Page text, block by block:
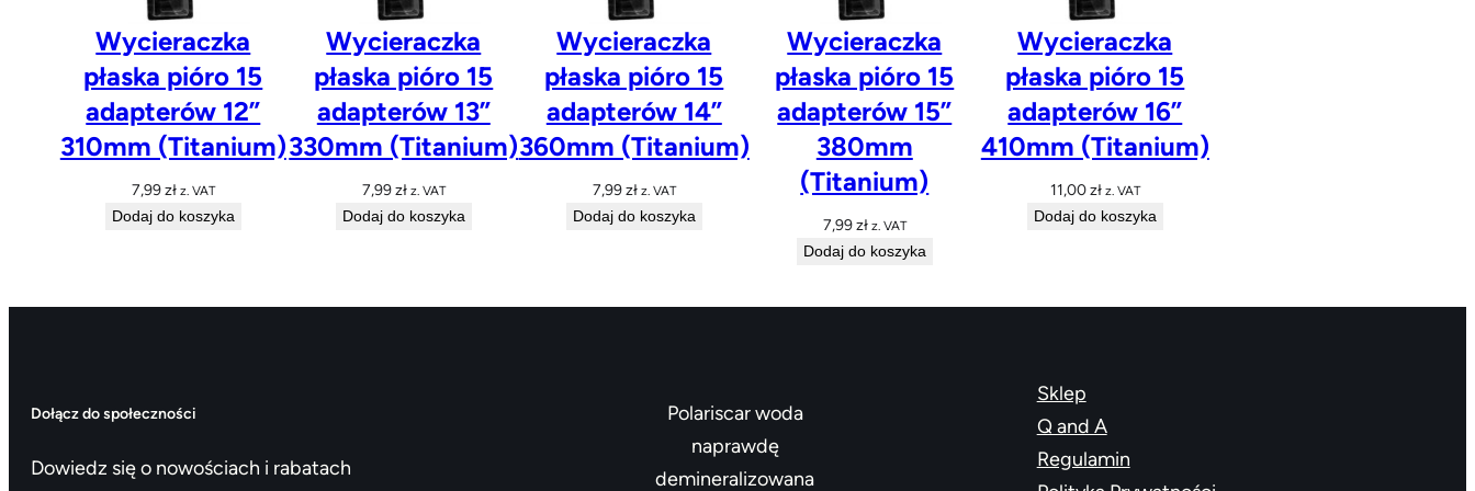
Wycieraczka
płaska pióro 15
adapterów 12”
310mm (Titanium)
7,99złz. VAT
Dodaj do koszyka
Wycieraczka
płaska pióro 15
adapterów 13”
330mm (Titanium)
7,99złz. VAT
Dodaj do koszyka
Wycieraczka
płaska pióro 15
adapterów 14”
360mm (Titanium)
7,99złz. VAT
Dodaj do koszyka
Wycieraczka
płaska pióro 15
adapterów 15”
380mm
(Titanium)
7,99złz. VAT
Dodaj do koszyka
Wycieraczka
płaska pióro 15
adapterów 16”
410mm (Titanium)
11,00złz. VAT
Dodaj do koszyka
Dołącz do społeczności
Dowiedz się o nowościach i rabatach
Polariscar woda
naprawdę
demineralizowana
Sklep
Q and A
Regulamin